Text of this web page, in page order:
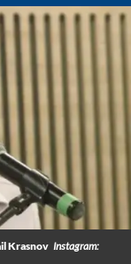
Krasnov Instagram: